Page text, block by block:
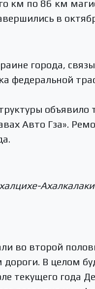
км по 86 км
в
города,
федеральной
Авто Гза».
во второй
В целом
текущего года